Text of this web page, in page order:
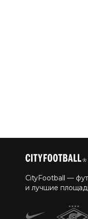
CityFootball —
и лучшие